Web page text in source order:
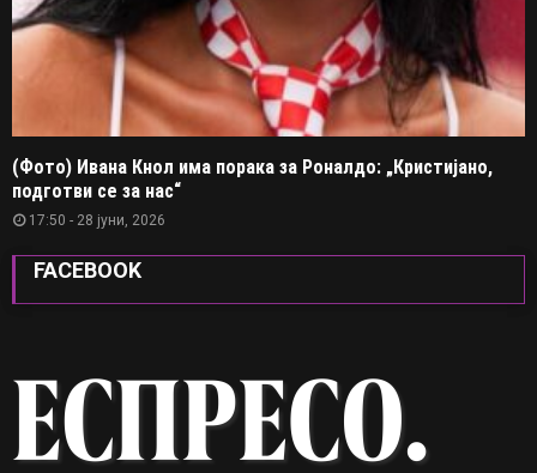
(Фото) Ивана Кнол има порака за Роналдо: „Кристијано,
подготви се за нас“
17:50 - 28 јуни, 2026
FACEBOOK